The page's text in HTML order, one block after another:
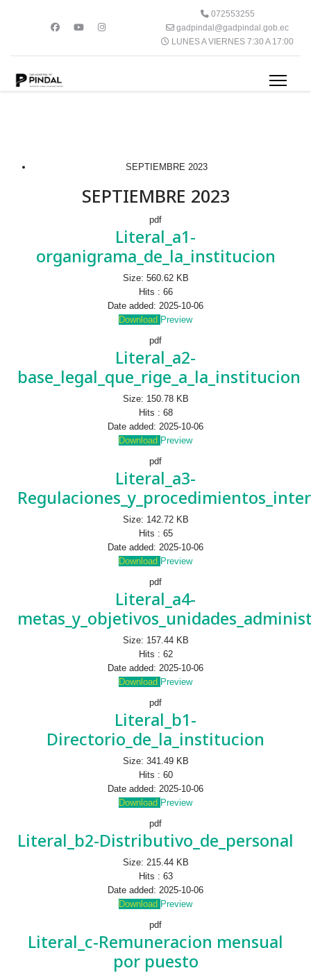
072553255
gadpindal@gadpindal.gob.ec
LUNES A VIERNES 7:30 A 17:00
SEPTIEMBRE 2023
SEPTIEMBRE 2023
pdf
Literal_a1-
organigrama_de_la_institucion
Size: 560.62 KB
Hits : 66
Date added: 2025-10-06
Download Preview
pdf
Literal_a2-
base_legal_que_rige_a_la_institucion
Size: 150.78 KB
Hits : 68
Date added: 2025-10-06
Download Preview
pdf
Literal_a3-
Size: 142.72 KB
Hits : 65
Date added: 2025-10-06
Download Preview
pdf
Literal_a4-
Size: 157.44 KB
Hits : 62
Date added: 2025-10-06
Download Preview
pdf
Literal_b1-
Directorio_de_la_institucion
Size: 341.49 KB
Hits : 60
Date added: 2025-10-06
Download Preview
pdf
Literal_b2-Distributivo_de_personal
Size: 215.44 KB
Hits : 63
Date added: 2025-10-06
Download Preview
pdf
Literal_c-Remuneracion mensual
por puesto